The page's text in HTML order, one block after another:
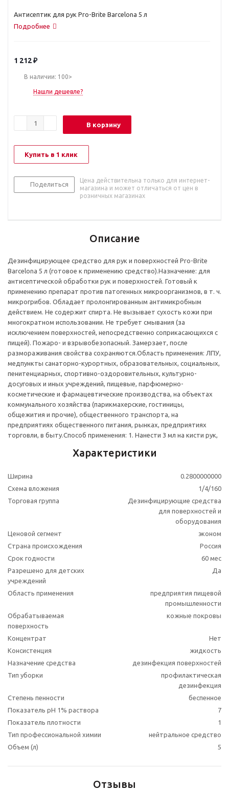
Антисептик для рук Pro-Brite Barcelona 5 л
Подробнее
1 212₽
В наличии: 100>
Нашли дешевле?
В корзину
Купить в 1 клик
Поделиться
Цена действительна только для интернет-
магазина и может отличаться от цен в
розничных магазинах
Описание
Дезинфицирующее средство для рук и поверхностей Pro-Brite
Barcelona 5 л (готовое к применению средство).Назначение: для
антисептической обработки рук и поверхностей. Готовый к
применению препарат против патогенных микроорганизмов, в т. ч.
микрогрибов. Обладает пролонгированным антимикробным
действием. Не содержит спирта. Не вызывает сухость кожи при
многократном использовании. Не требует смывания (за
исключением поверхностей, непосредственно соприкасающихся с
пищей). Пожаро- и взрывобезопасный. Замерзает, после
размораживания свойства сохраняются.Область применения: ЛПУ,
медпункты санаторно-курортных, образовательных, социальных,
пенитенциарных, спортивно-оздоровительных, культурно-
досуговых и иных учреждений, пищевые, парфюмерно-
косметические и фармацевтические производства, на объектах
коммунального хозяйства (парикмахерские, гостиницы,
общежития и прочие), общественного транспорта, на
предприятиях общественного питания, рынках, предприятиях
торговли, в быту.Способ применения: 1. Нанести 3 мл на кисти рук,
Характеристики
Ширина
0.2800000000
Схема вложения
1/4/160
Торговая группа
Дезинфицирующие средства
для поверхностей и
оборудования
Ценовой сегмент
эконом
Страна происхождения
Россия
Срок годности
60 мес
Разрешено для детских
учреждений
Да
Область применения
предприятия пищевой
промышленности
Обрабатываемая
поверхность
кожные покровы
Концентрат
Нет
Консистенция
жидкость
Назначение средства
дезинфекция поверхностей
Тип уборки
профилактическая
дезинфекция
Степень пенности
беспенное
Показатель pH 1% раствора
7
Показатель плотности
1
Тип профессиональной химии
нейтральное средство
Объем (л)
5
Отзывы